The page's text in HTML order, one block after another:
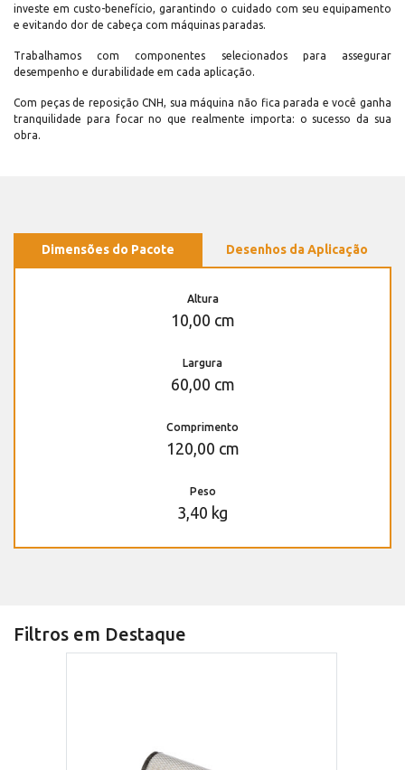
investe em custo-benefício, garantindo o cuidado com seu equipamento
e evitando dor de cabeça com máquinas paradas.
Trabalhamos com componentes selecionados para assegurar
desempenho e durabilidade em cada aplicação.
Com peças de reposição CNH, sua máquina não fica parada e você ganha
tranquilidade para focar no que realmente importa: o sucesso da sua
obra.
Dimensões do Pacote Desenhos da Aplicação
Altura
10,00 cm
Largura
60,00 cm
Comprimento
120,00 cm
Peso
3,40 kg
Filtros em Destaque